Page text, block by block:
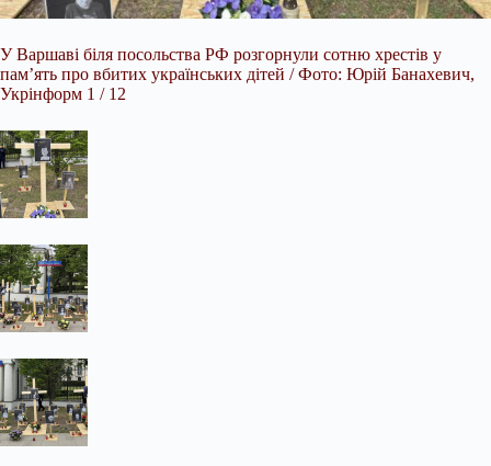
У Варшаві біля посольства РФ розгорнули сотню хрестів у
пам’ять про вбитих українських дітей / Фото: Юрій Банахевич,
Укрінформ 1 / 12